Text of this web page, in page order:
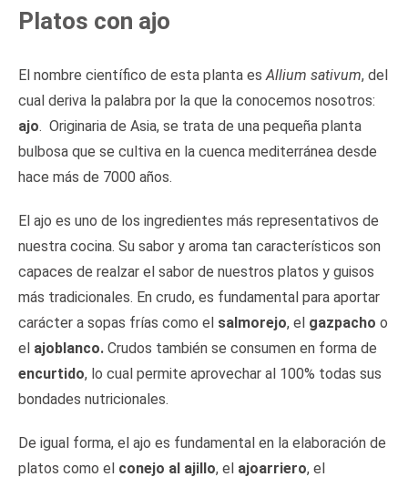
Platos con ajo
El nombre científico de esta planta esAllium sativum, del
cual deriva la palabra por la que la conocemos nosotros:
ajo. Originaria de Asia, se trata de una pequeña planta
bulbosa que se cultiva en la cuenca mediterránea desde
hace más de 7000 años.
El ajo es uno de los ingredientes más representativos de
nuestra cocina. Su sabor y aroma tan característicos son
capaces de realzar el sabor de nuestros platos y guisos
más tradicionales. En crudo, es fundamental para aportar
carácter a sopas frías como el salmorejo, el gazpacho o
el ajoblanco. Crudos también se consumen en forma de
encurtido, lo cual permite aprovechar al 100% todas sus
bondades nutricionales.
De igual forma, el ajo es fundamental en la elaboración de
platos como el conejo al ajillo, el ajoarriero, el